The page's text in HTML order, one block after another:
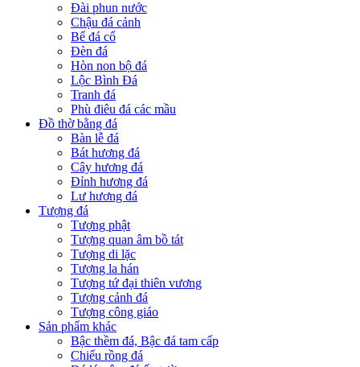
Đài phun nước
Chậu đá cảnh
Bể đá cổ
Đèn đá
Hòn non bộ đá
Lộc Bình Đá
Tranh đá
Phù điêu đá các mầu
Đồ thờ bằng đá
Bàn lễ đá
Bát hương đá
Cây hương đá
Đỉnh hương đá
Lư hương đá
Tượng đá
Tượng phật
Tượng quan âm bồ tát
Tượng di lặc
Tượng la hán
Tượng tứ đại thiên vương
Tượng cảnh đá
Tượng công giáo
Sản phẩm khác
Bậc thềm đá, Bậc đá tam cấp
Chiếu rồng đá